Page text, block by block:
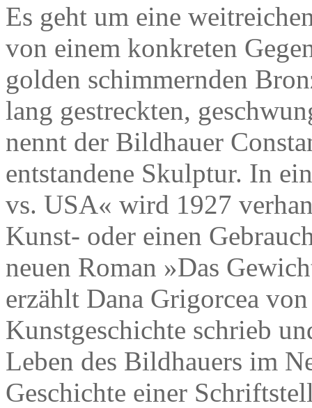
Es geht um eine
von einem konkreten
golden schimmernden
lang gestreckten,
nennt der Bildhauer
entstandene Skulptur. In
vs. USA« wird 1927
Kunst- oder einen
neuen Roman »Das
erzählt Dana Grigorcea
Kunstgeschichte schrieb
Leben des Bildhauers im
Geschichte einer